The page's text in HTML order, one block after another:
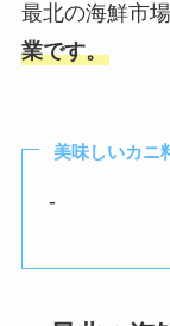
最北の海鮮市
業です。
美味しいカニ
-